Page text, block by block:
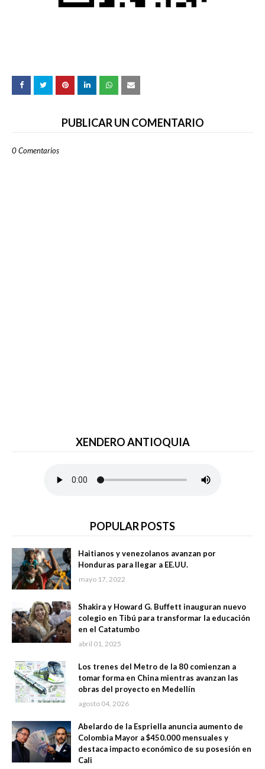
PUBLICAR UN COMENTARIO
0 Comentarios
XENDERO ANTIOQUIA
POPULAR POSTS
Haitianos y venezolanos avanzan por
Honduras para llegar a EE.UU.
mayo 17, 2022
Shakira y Howard G. Buffett inauguran nuevo
colegio en Tibú para transformar la educación
en el Catatumbo
abril 01, 2025
Los trenes del Metro de la 80 comienzan a
tomar forma en China mientras avanzan las
obras del proyecto en Medellín
agosto 04, 2026
Abelardo de la Espriella anuncia aumento de
Colombia Mayor a $450.000 mensuales y
destaca impacto económico de su posesión en
Cali